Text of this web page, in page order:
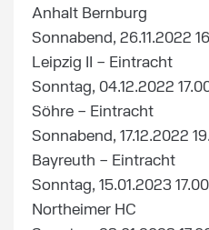
Anhalt Bernburg
Sonnabend, 26.11.2022
Leipzig II – Eintracht
Sonntag, 04.12.2022
Söhre – Eintracht
Sonnabend, 17.12.2022
Bayreuth – Eintracht
Sonntag, 15.01.2023
Northeimer HC